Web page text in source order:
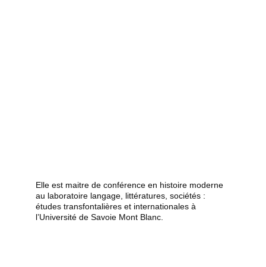
Elle est maitre de conférence en histoire moderne
au laboratoire langage, littératures, sociétés :
études transfontalières et internationales à
l’Université de Savoie Mont Blanc.